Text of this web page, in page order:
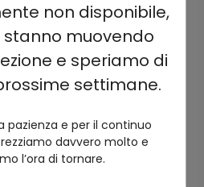
non disponibile,
stanno muovendo
e speriamo di
settimane.
pazienza e per il continuo
davvero molto e
l’ora di tornare.